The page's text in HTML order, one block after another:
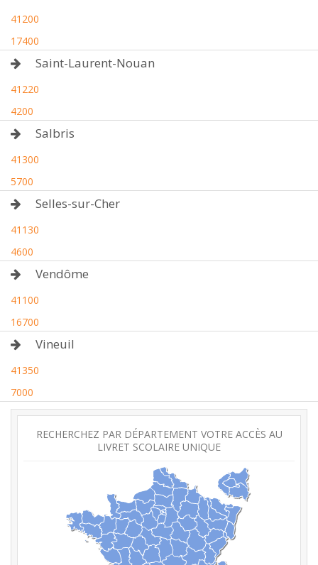
41200
17400
Saint-Laurent-Nouan
41220
4200
Salbris
41300
5700
Selles-sur-Cher
41130
4600
Vendôme
41100
16700
Vineuil
41350
7000
RECHERCHEZ PAR DÉPARTEMENT VOTRE ACCÈS AU
LIVRET SCOLAIRE UNIQUE